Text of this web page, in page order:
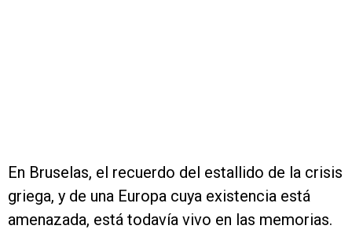
En Bruselas, el recuerdo del estallido de la crisis
griega, y de una Europa cuya existencia está
amenazada, está todavía vivo en las memorias.